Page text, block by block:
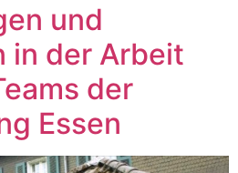
und
in der Arbeit
der
Essen